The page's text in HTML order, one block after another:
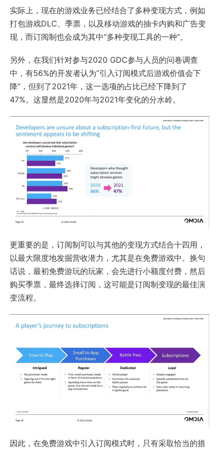
实际上，现在的游戏业务已经结合了多种变现方式，例如
打包游戏DLC、季票，以及移动游戏的抽卡内购和广告变
现，而订阅制也会成为其中“多种变现工具的一种”。
另外，在我们针对参与2020 GDC参与人员的问卷调查
中，有56%的开发者认为“引入订阅模式后游戏价值会下
降”，但到了2021年，这一选项的占比已经下降到了
47%。这显然是2020年与2021年变化的分水岭。
更重要的是，订阅制可以与其他的变现方式结合十四用，
以最大限度地发掘营收潜力，尤其是在免费游戏中。换句
话说，最初免费游玩的玩家，会先进行小额度付费，然后
购买季票，最终选择订阅，这可能是订阅制变现的最佳演
变流程。
因此，在免费游戏中引入订阅模式时，只有采取恰当的措